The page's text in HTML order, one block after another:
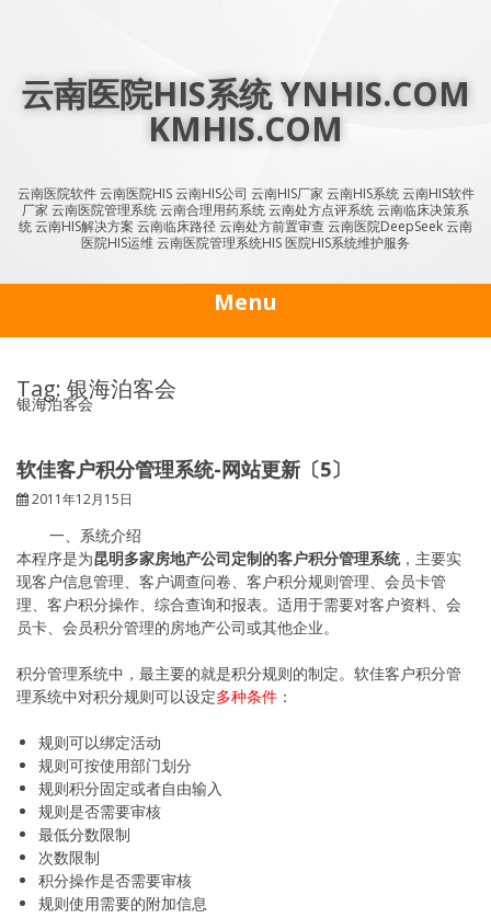
云南医院HIS系统 YNHIS.COM
KMHIS.COM
云南医院软件 云南医院HIS 云南HIS公司 云南HIS厂家 云南HIS系统 云南HIS软件
厂家 云南医院管理系统 云南合理用药系统 云南处方点评系统 云南临床决策系
统 云南HIS解决方案 云南临床路径 云南处方前置审查 云南医院DeepSeek 云南
医院HIS运维 云南医院管理系统HIS 医院HIS系统维护服务
Menu
Tag: 银海泊客会
银海泊客会
软佳客户积分管理系统-网站更新〔5〕
2011年12月15日
一、系统介绍
本程序是为昆明多家房地产公司定制的客户积分管理系统，主要实
现客户信息管理、客户调查问卷、客户积分规则管理、会员卡管
理、客户积分操作、综合查询和报表。适用于需要对客户资料、会
员卡、会员积分管理的房地产公司或其他企业。
积分管理系统中，最主要的就是积分规则的制定。软佳客户积分管
理系统中对积分规则可以设定多种条件 ：
规则可以绑定活动
规则可按使用部门划分
规则积分固定或者自由输入
规则是否需要审核
最低分数限制
次数限制
积分操作是否需要审核
规则使用需要的附加信息